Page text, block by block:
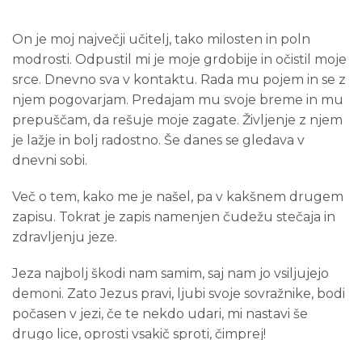
On je moj največji učitelj, tako milosten in poln
modrosti. Odpustil mi je moje grdobije in očistil moje
srce. Dnevno sva v kontaktu. Rada mu pojem in se z
njem pogovarjam. Predajam mu svoje breme in mu
prepuščam, da rešuje moje zagate. Življenje z njem
je lažje in bolj radostno. Še danes se gledava v
dnevni sobi.
Več o tem, kako me je našel, pa v kakšnem drugem
zapisu. Tokrat je zapis namenjen čudežu stečaja in
zdravljenju jeze.
Jeza najbolj škodi nam samim, saj nam jo vsiljujejo
demoni. Zato Jezus pravi, ljubi svoje sovražnike, bodi
počasen v jezi, če te nekdo udari, mi nastavi še
drugo lice, oprosti vsakič sproti, čimprej!